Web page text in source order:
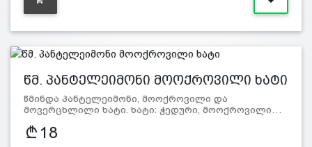
წმ. პანტელეიმონი მოოქროვილი ხატი
წმინდა პანტელეიმონი, მოოქროვილი და
მოვერცხლილი ხატი. ხატი: ჭედური, მოოქროვილი…
18